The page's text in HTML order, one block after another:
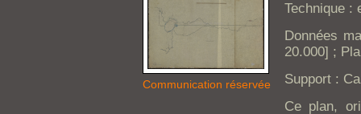
Communication réservée
Technique :
Données
20.000] ;
Support :
Ce plan,